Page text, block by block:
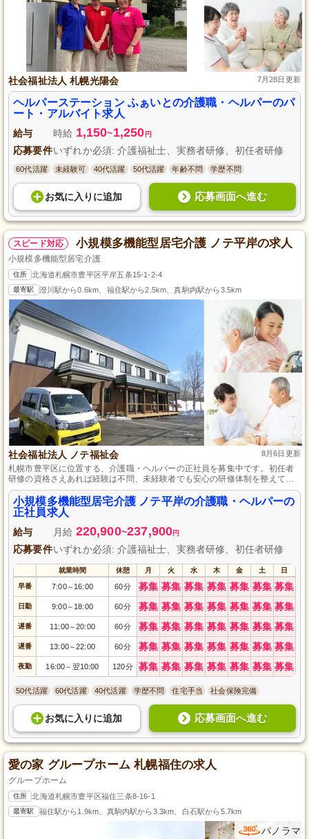
社会福祉法人 札幌光陽会 7月28日更新
ヘルパーステーション ふぁいとの介護職・ヘルパーのパ
ート・アルバイト求人
給与 時給 1,150~1,250 円
応募要件いずれか必須: 介護福祉士、実務者研修、初任者研修
60代活躍 未経験可 40代活躍 50代活躍 年齢不問 学歴不問
お気に入り に追加 応募画面へ進む
スピード対応 小規模多機能型居宅介護 ノテ平岸の求人
小規模多機能型居宅介護
住所 北海道札幌市豊平区平岸五条15-1-2-4
最寄駅 澄川駅から0.6km、福住駅から2.5km、真駒内駅から3.5km
社会福祉法人 ノテ福祉会 8月6日更新
札幌市豊平区に位置する、介護職・ヘルパーの正社員を募集中です。初任者
研修の資格さえあれば経験は不問、未経験者でも安心の研修体制を整えてい
ます。年間休日は113日と多く、週休2日制でメリハリを持って働けるのが魅
力です。福利厚生も充実しており、長く安定して勤められる職場です。
小規模多機能型居宅介護 ノテ平岸の介護職・ヘルパーの
正社員求人
給与 月給 220,900~237,900円
応募要件いずれか必須: 介護福祉士、実務者研修、初任者研修
就業時間 休憩 月 火 水 木 金 土 日
早番 7:00～ 16:00 60分 募集 募集 募集 募集 募集 募集 募集
日勤 9:00～ 18:00 60分 募集 募集 募集 募集 募集 募集 募集
遅番 11:00～20:00 60分 募集 募集 募集 募集 募集 募集 募集
遅番 13:00～22:00 60分 募集 募集 募集 募集 募集 募集 募集
夜勤 16:00～ 翌10:00 120分 募集 募集 募集 募集 募集 募集 募集
50代活躍 60代活躍 40代活躍 学歴不問 住宅手当 社会保険完備
お気に入り に追加 応募画面へ進む
愛の家 グループホーム 札幌福住の求人
グループホーム
住所 北海道札幌市豊平区福住三条8-16-1
最寄駅 福住駅から1.9km、真駒内駅から3.3km、白石駅から5.7km
パノラマ